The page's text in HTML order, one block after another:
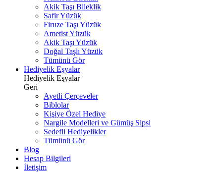
Akik Taşı Bileklik
Safir Yüzük
Firuze Taşı Yüzük
Ametist Yüzük
Akik Taşı Yüzük
Doğal Taşlı Yüzük
Tümünü Gör
Hediyelik Eşyalar
Hediyelik Eşyalar
Geri
Ayetli Çerçeveler
Biblolar
Kişiye Özel Hediye
Nargile Modelleri ve Gümüş Sipsi
Sedefli Hediyelikler
Tümünü Gör
Blog
Hesap Bilgileri
İletişim